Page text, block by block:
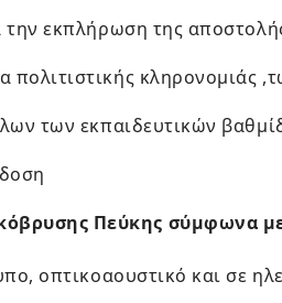
την εκπλήρωση της
κληρονομιάς
των εκπαιδευτικών
Πεύκης σύμφωνα
οπτικοαουστικό και σε